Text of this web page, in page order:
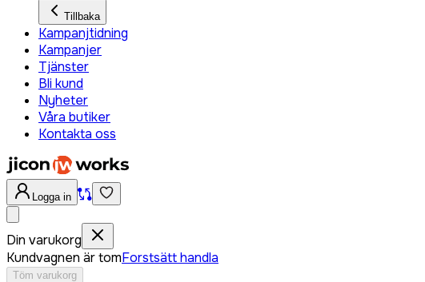
Tillbaka
Kampanjtidning
Kampanjer
Tjänster
Bli kund
Nyheter
Våra butiker
Kontakta oss
Logga in
Din varukorg
Kundvagnen är tomForstsätt handla
Töm varukorg